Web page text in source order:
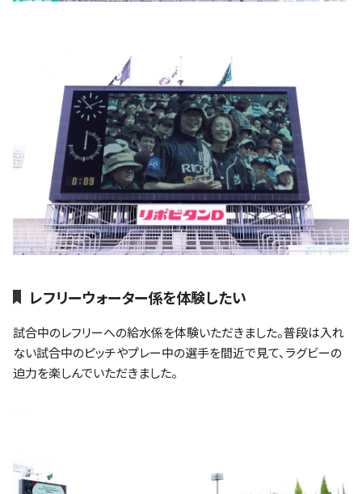
レフリーウォーター係を体験したい
試合中のレフリーへの給水係を体験いただきました。普段は入れ
ない試合中のピッチやプレー中の選手を間近で見て、ラグビーの
迫力を楽しんでいただきました。